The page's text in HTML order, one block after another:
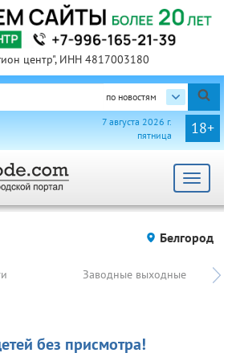
центр", ИНН 4817003180
по новостям
18+
7 августа 2026 г.
пятница
Toggle
Белгород
Заводные выходные
без присмотра!